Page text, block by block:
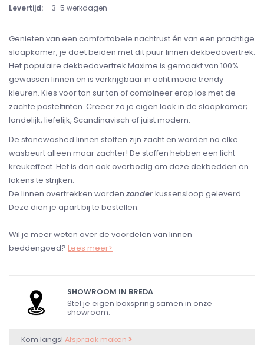
Levertijd: 3-5 werkdagen
Genieten van een comfortabele nachtrust én van een prachtige
slaapkamer, je doet beiden met dit puur linnen dekbedovertrek.
Het populaire dekbedovertrek Maxime is gemaakt van 100%
gewassen linnen en is verkrijgbaar in acht mooie trendy
kleuren. Kies voor ton sur ton of combineer erop los met de
zachte pasteltinten. Creëer zo je eigen look in de slaapkamer;
landelijk, liefelijk, Scandinavisch of juist modern.
De stonewashed linnen stoffen zijn zacht en worden na elke
wasbeurt alleen maar zachter! De stoffen hebben een licht
kreukeffect. Het is dan ook overbodig om deze dekbedden en
lakens te strijken.
De linnen overtrekken worden zonder kussensloop geleverd.
Deze dien je apart bij te bestellen.
Wil je meer weten over de voordelen van linnen
beddengoed? Lees meer>
SHOWROOM IN BREDA
Stel je eigen boxspring samen in onze
showroom.
Kom langs! Afspraak maken